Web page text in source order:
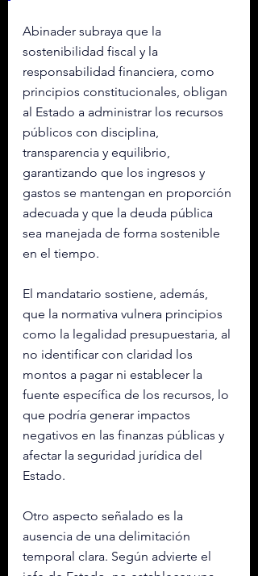
Abinader subraya que la
sostenibilidad fiscal y la
responsabilidad financiera, como
principios constitucionales, obligan
al Estado a administrar los recursos
públicos con disciplina,
transparencia y equilibrio,
garantizando que los ingresos y
gastos se mantengan en proporción
adecuada y que la deuda pública
sea manejada de forma sostenible
en el tiempo.
El mandatario sostiene, además,
que la normativa vulnera principios
como la legalidad presupuestaria, al
no identificar con claridad los
montos a pagar ni establecer la
fuente específica de los recursos, lo
que podría generar impactos
negativos en las finanzas públicas y
afectar la seguridad jurídica del
Estado.
Otro aspecto señalado es la
ausencia de una delimitación
temporal clara. Según advierte el